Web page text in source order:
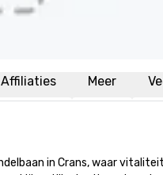
Affiliaties Meer
in Crans, waar